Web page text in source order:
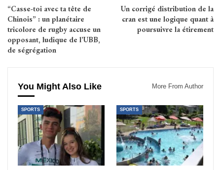
“Casse-toi avec ta tête de
Chinois” : un planétaire
tricolore de rugby accuse un
opposant, ludique de l’UBB,
de ségrégation
Un corrigé distribution de la
cran est une logique quant à
poursuivre la étirement
You Might Also Like More From Author
SPORTS SPORTS